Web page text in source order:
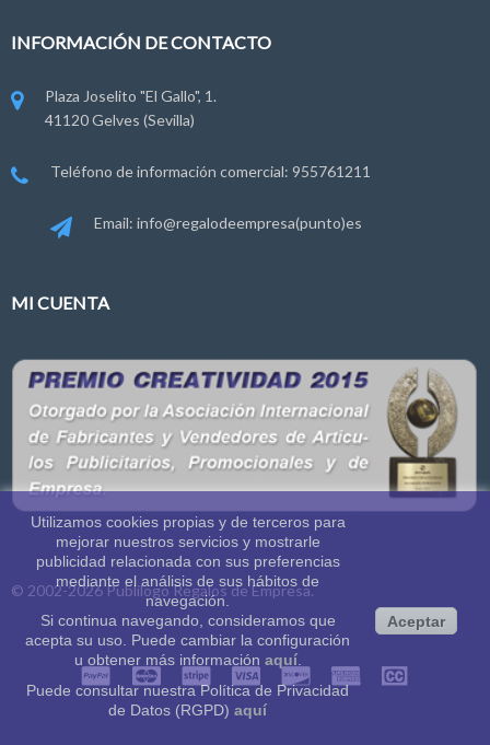
INFORMACIÓN DE CONTACTO
Plaza Joselito "El Gallo", 1.
41120 Gelves (Sevilla)
Teléfono de información comercial: 955761211
Email: info@regalodeempresa(punto)es
MI CUENTA
© 2002-2026Publilogo Regalos de Empresa.
Utilizamos cookies propias y de terceros para
mejorar nuestros servicios y mostrarle
publicidad relacionada con sus preferencias
mediante el análisis de sus hábitos de
navegación.
Si continua navegando, consideramos que
acepta su uso. Puede cambiar la configuración
u obtener más información aquí.
Puede consultar nuestra Política de Privacidad
de Datos (RGPD) aquí
Aceptar